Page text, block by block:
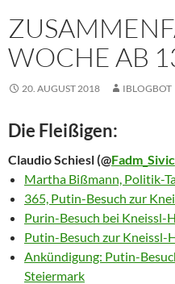
WOCHE AB
20. AUGUST 2018 IBLOGBOT
Die Fleißigen:
Claudio Schiesl(@Fadm_Sivic
Martha Bißmann, Politik-
365, Putin-Besuch zur
Purin-Besuch bei Kneissl-
Putin-Besuch zur Kneissl-
Ankündigung: Putin-
Steiermark